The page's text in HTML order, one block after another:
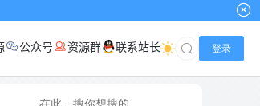
小高网已
公众号 资源群 联系站长 登录